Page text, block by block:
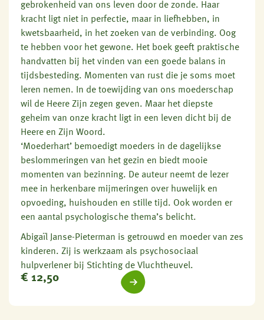
gebrokenheid van ons leven door de zonde. Haar
kracht ligt niet in perfectie, maar in liefhebben, in
kwetsbaarheid, in het zoeken van de verbinding. Oog
te hebben voor het gewone. Het boek geeft praktische
handvatten bij het vinden van een goede balans in
tijdsbesteding. Momenten van rust die je soms moet
leren nemen. In de toewijding van ons moederschap
wil de Heere Zijn zegen geven. Maar het diepste
geheim van onze kracht ligt in een leven dicht bij de
Heere en Zijn Woord.
‘Moederhart’ bemoedigt moeders in de dagelijkse
beslommeringen van het gezin en biedt mooie
momenten van bezinning. De auteur neemt de lezer
mee in herkenbare mijmeringen over huwelijk en
opvoeding, huishouden en stille tijd. Ook worden er
een aantal psychologische thema’s belicht.
Abigaïl Janse-Pieterman is getrouwd en moeder van zes
kinderen. Zij is werkzaam als psychosociaal
hulpverlener bij Stichting de Vluchtheuvel.
€ 12,50